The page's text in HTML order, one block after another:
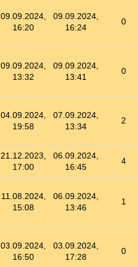
09.09.2024,
16:20
09.09.2024,
16:24
0
09.09.2024,
13:32
09.09.2024,
13:41
0
04.09.2024,
19:58
07.09.2024,
13:34
2
21.12.2023,
17:00
06.09.2024,
16:45
4
11.08.2024,
15:08
06.09.2024,
13:46
1
03.09.2024,
16:50
03.09.2024,
17:28
0